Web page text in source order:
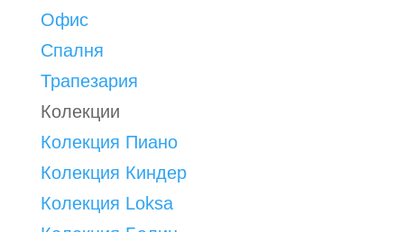
Офис
Спалня
Трапезария
Колекции
Колекция Пиано
Колекция Киндер
Колекция Loksa